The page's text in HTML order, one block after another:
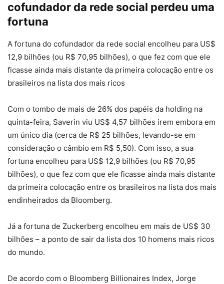
cofundador da rede social perdeu uma
fortuna
A fortuna do cofundador da rede social encolheu para US$
12,9 bilhões (ou R$ 70,95 bilhões), o que fez com que ele
ficasse ainda mais distante da primeira colocação entre os
brasileiros na lista dos mais ricos
Com o tombo de mais de 26% dos papéis da holding na
quinta-feira, Saverin viu US$ 4,57 bilhões irem embora em
um único dia (cerca de R$ 25 bilhões, levando-se em
consideração o câmbio em R$ 5,50). Com isso, a sua
fortuna encolheu para US$ 12,9 bilhões (ou R$ 70,95
bilhões), o que fez com que ele ficasse ainda mais distante
da primeira colocação entre os brasileiros na lista dos mais
endinheirados da Bloomberg.
Já a fortuna de Zuckerberg encolheu em mais de US$ 30
bilhões – a ponto de sair da lista dos 10 homens mais ricos
do mundo.
De acordo com o Bloomberg Billionaires Index, Jorge